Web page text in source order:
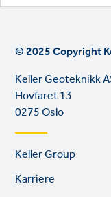
© 2025 Copyright
Keller Geoteknikk
Hovfaret 13
0275 Oslo
Footer
Keller Group
Karriere